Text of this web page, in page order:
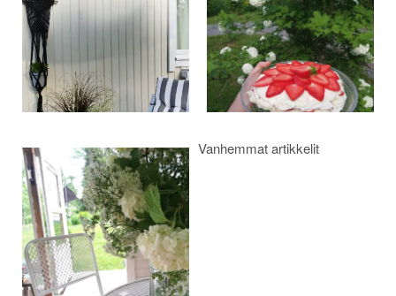
Vanhemmat artikkelit